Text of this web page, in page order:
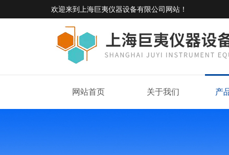
欢迎来到 上海巨夷仪器设备有限公司网站 ！
网站首页 关于我们 产